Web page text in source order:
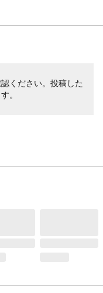
ください。投稿した
。